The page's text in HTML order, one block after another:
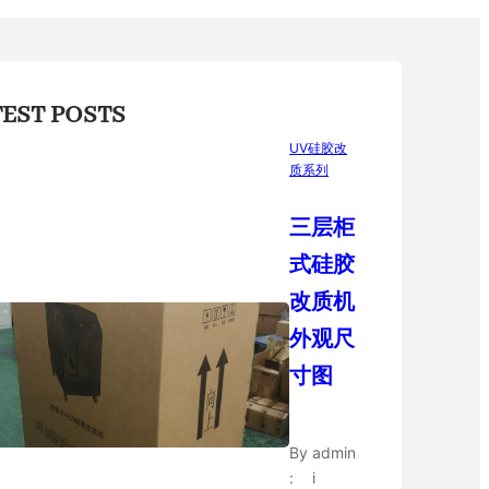
POSTS
UV硅胶改
质系列
三层柜
式硅胶
改质机
外观尺
寸图
By
:
admin
i